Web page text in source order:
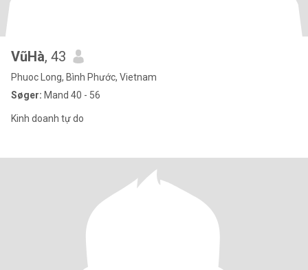
VũHà, 43
Phuoc Long, Bình Phước, Vietnam
Søger: Mand 40 - 56
Kinh doanh tự do